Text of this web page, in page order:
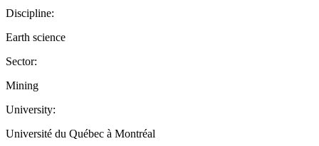
Discipline:
Earth science
Sector:
Mining
University:
Université du Québec à Montréal